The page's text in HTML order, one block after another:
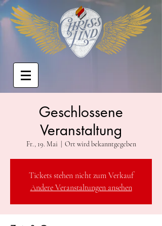
Geschlossene
Veranstaltung
Fr., 19. Mai Ort wird bekanntgegeben
Tickets stehen nicht zum Verkauf
Andere Veranstaltungen ansehen